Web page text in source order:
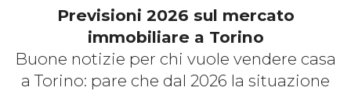
Previsioni 2026 sul mercato
immobiliare a Torino
Buone notizie per chi vuole vendere casa
a Torino: pare che dal 2026 la situazione